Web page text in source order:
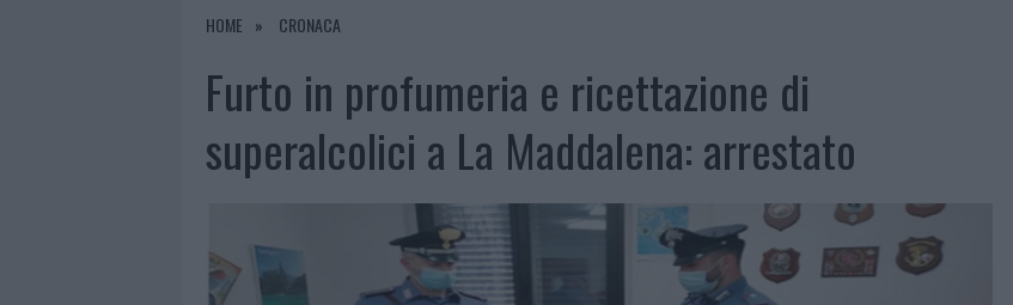
5 AGOSTO 2026
|
HOME CRONACA
Furto in profumeria e ricettazione di
superalcolici a La Maddalena: arrestato